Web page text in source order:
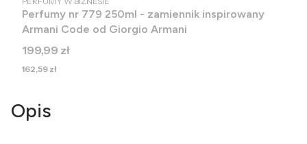
Perfumy nr 779 250ml - zamiennik inspirowany
Armani Code od Giorgio Armani
Cena
199,99 zł
Cena
162,59 zł
Opis